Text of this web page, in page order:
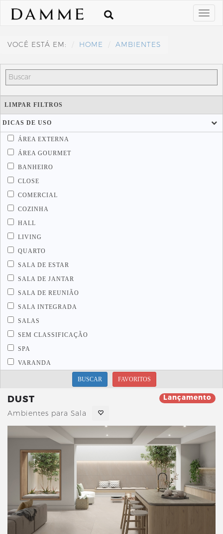
VOCÊ ESTÁ EM: HOME AMBIENTES
LIMPAR FILTROS
DICAS DE USO
ÁREA EXTERNA
ÁREA GOURMET
BANHEIRO
CLOSE
COMERCIAL
COZINHA
HALL
LIVING
QUARTO
SALA DE ESTAR
SALA DE JANTAR
SALA DE REUNIÃO
SALA INTEGRADA
SALAS
SEM CLASSIFICAÇÃO
SPA
VARANDA
BUSCAR FAVORITOS
DUST Lançamento
Ambientes para Sala